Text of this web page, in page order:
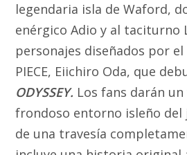
legendaria isla de Waford,
enérgico Adio y al taciturno
personajes diseñados por
PIECE, Eiichiro Oda, que
ODYSSEY. Los fans darán
frondoso entorno isleño del
de una travesía